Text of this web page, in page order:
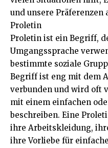
und unsere Präferenzen
Proletin
Proletin ist ein Begriff,
Umgangssprache
bestimmte soziale
Begriff ist eng mit dem
verbunden und wird oft
mit einem einfachen
beschreiben. Eine
ihre Arbeitskleidung,
ihre Vorliebe für